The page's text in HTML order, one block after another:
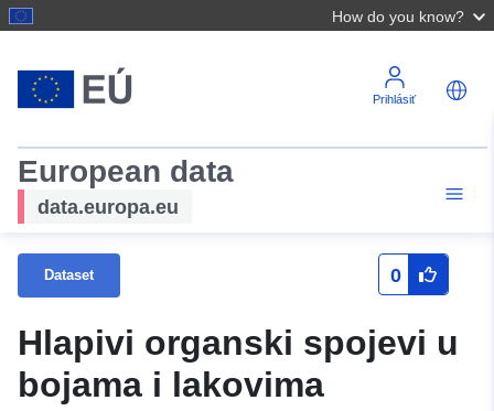
How do you know?
Prihlásiť
European data
data.europa.eu
Dataset 0
Hlapivi organski spojevi u
bojama i lakovima